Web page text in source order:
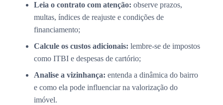
Leia o contrato com atenção: observe prazos,
multas, índices de reajuste e condições de
financiamento;
Calcule os custos adicionais: lembre-se de impostos
como ITBI e despesas de cartório;
Analise a vizinhança: entenda a dinâmica do bairro
e como ela pode influenciar na valorização do
imóvel.